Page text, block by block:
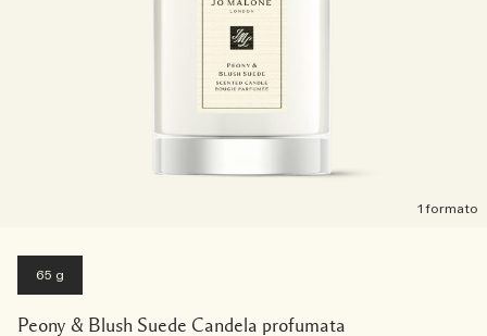
1 formato
65 g
Peony & Blush Suede Candela profumata